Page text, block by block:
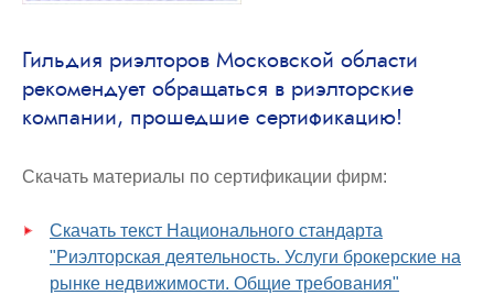
Гильдия риэлторов Московской области
рекомендует обращаться в риэлторские
компании, прошедшие сертификацию!
Скачать материалы по сертификации фирм:
Скачать текст Национального стандарта
"Риэлторская деятельность. Услуги брокерские на
рынке недвижимости. Общие требования"